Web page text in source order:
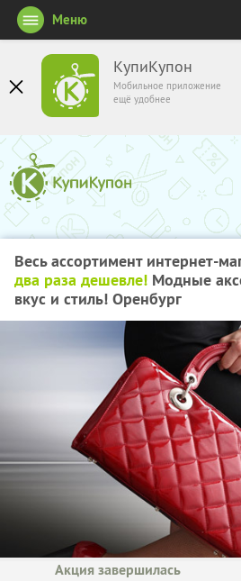
КупиКупон
Мобильное приложение
ещё удобнее
Меню
Весь ассортимент интернет-
два раза дешевле! Модные
вкус и стиль! Оренбург
Акция завершилась